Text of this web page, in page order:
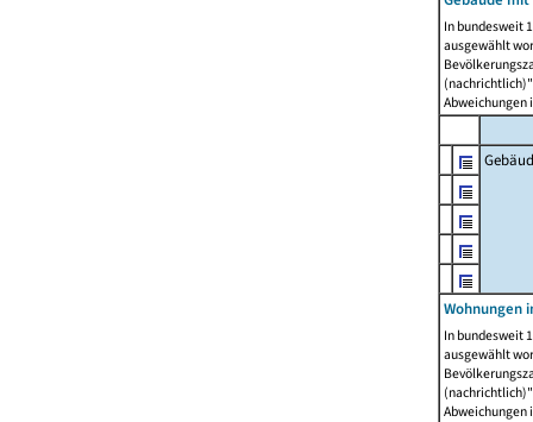
In bundesweit
ausgewählt
Abweichungen
Wohnungen
In bundesweit
ausgewählt
Abweichungen